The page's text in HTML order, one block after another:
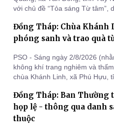
với chủ đề “Tỏa sáng Từ tâm”,
Đồng Tháp: Chùa Khánh
phóng sanh và trao quà
PSO - Sáng ngày 2/8/2026
không khí trang nghiêm và
chùa Khánh Linh, xã Phú Hựu,
khó khăn trên địa bàn. Chương
điệp yêu thương, kh
Đồng Tháp: Ban Thường
họp lệ - thông qua danh
thuộc